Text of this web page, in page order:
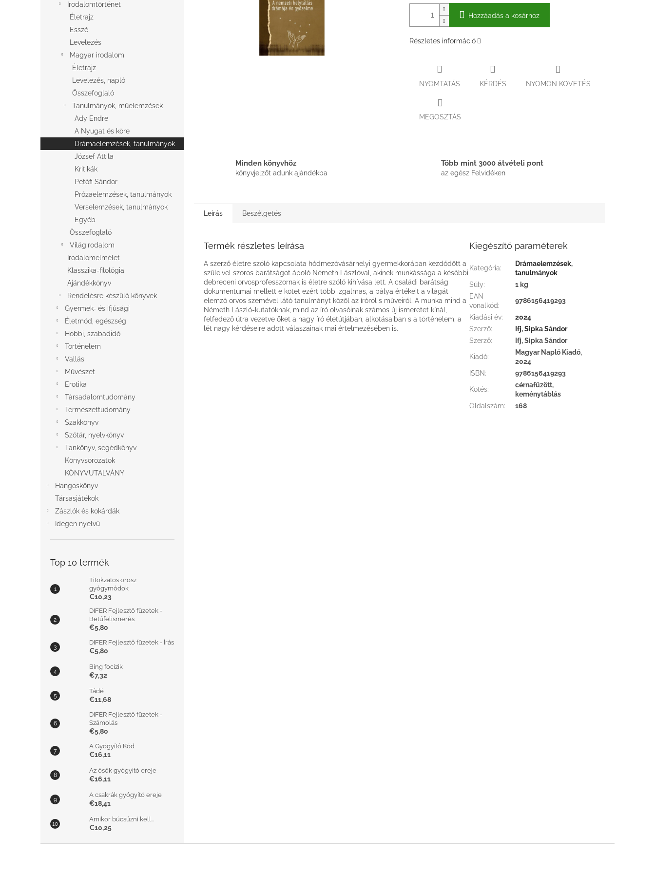
Irodalomtörténet
Életrajz
Esszé
Levelezés
Magyar irodalom
Életrajz
Levelezés, napló
Összefoglaló
Tanulmányok, műelemzések
Ady Endre
A Nyugat és köre
Drámaelemzések, tanulmányok
József Attila
Kritikák
Petőfi Sándor
Prózaelemzések, tanulmányok
Verselemzések, tanulmányok
Egyéb
Összefoglaló
Világirodalom
Irodalomelmélet
Klasszika-filológia
Ajándékkönyv
Rendelésre készülő könyvek
Gyermek- és ifjúsági
Életmód, egészség
Hobbi, szabadidő
Történelem
Vallás
Művészet
Erotika
Társadalomtudomány
Természettudomány
Szakkönyv
Szótár, nyelvkönyv
Tankönyv, segédkönyv
Könyvsorozatok
KÖNYVUTALVÁNY
Hangoskönyv
Társasjátékok
Zászlók és kokárdák
Idegen nyelvű
Top 10 termék
Titokzatos orosz
gyógymódok
€10,23
DIFER Fejlesztő füzetek -
Betűfelismerés
€5,80
DIFER Fejlesztő füzetek - Írás
€5,80
Bing focizik
€7,32
Tádé
€11,68
DIFER Fejlesztő füzetek -
Számolás
€5,80
A Gyógyító Kód
€16,11
Az ősök gyógyító ereje
€16,11
A csakrák gyógyító ereje
€18,41
Amikor búcsúzni kell...
€10,25
Hozzáadás a kosárhoz
Részletes információ
NYOMTATÁS KÉRDÉS NYOMON KÖVETÉS
MEGOSZTÁS
Minden könyvhöz
könyvjelzőt adunk ajándékba
Több mint 3000 átvételi pont
az egész Felvidéken
Leírás Beszélgetés
Termék részletes leírása
A szerző életre szóló kapcsolata hódmezővásárhelyi gyermekkorában kezdődött a
szüleivel szoros barátságot ápoló Németh Lászlóval, akinek munkássága a későbbi
debreceni orvosprofesszornak is életre szóló kihívása lett. A családi barátság
dokumentumai mellett e kötet ezért több izgalmas, a pálya értékeit a világát
elemző orvos szemével látó tanulmányt közöl az íróról s műveiről. A munka mind a
Németh László-kutatóknak, mind az író olvasóinak számos új ismeretet kínál,
felfedező útra vezetve őket a nagy író életútjában, alkotásaiban s a történelem, a
lét nagy kérdéseire adott válaszainak mai értelmezésében is.
Kiegészítő paraméterek
Kategória:
Drámaelemzések,
tanulmányok
Súly:
1 kg
EAN
vonalkód:
9786156419293
Kiadási év:
2024
Szerző:
Ifj, Sipka Sándor
Szerző: Ifj, Sipka Sándor
Kiadó:
Magyar Napló Kiadó,
2024
ISBN: 9786156419293
Kötés:
cérnafűzött,
keménytáblás
Oldalszám: 168